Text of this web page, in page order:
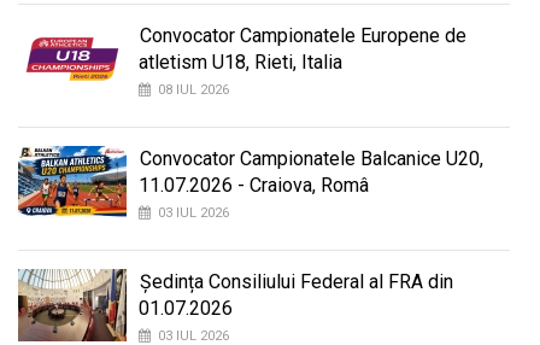
Convocator Campionatele Europene de
atletism U18, Rieti, Italia
08 IUL 2026
Convocator Campionatele Balcanice U20,
11.07.2026 - Craiova, Româ
03 IUL 2026
Ședința Consiliului Federal al FRA din
01.07.2026
03 IUL 2026